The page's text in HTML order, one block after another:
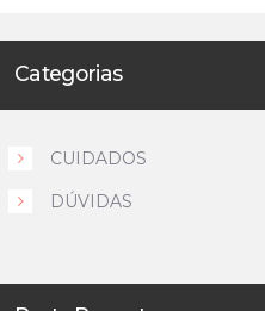
Categorias
CUIDADOS
DÚVIDAS